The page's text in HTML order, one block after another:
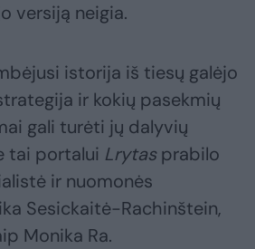
versiją neigia.
istorija iš tiesų galėjo
ir kokių pasekmių
gali turėti jų dalyvių
tai portalui Lrytasprabilo
ir nuomonės
Sesickaitė-Rachinštein,
Monika Ra.